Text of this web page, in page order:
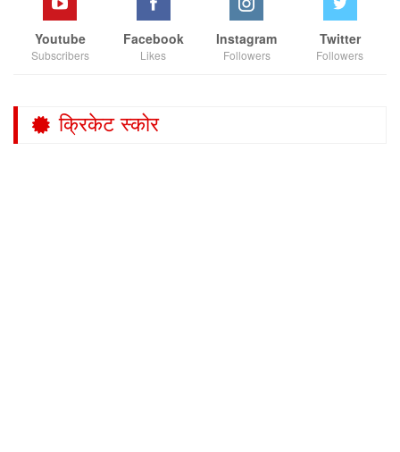
Youtube
Subscribers
Facebook
Likes
Instagram
Followers
Twitter
Followers
क्रिकेट स्कोर